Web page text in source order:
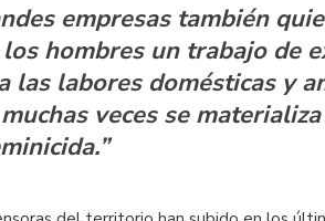
empresas también
hombres un trabajo de
labores domésticas y
veces se